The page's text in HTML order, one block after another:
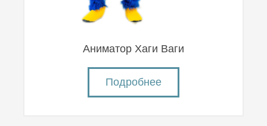
Аниматор Хаги Ваги
Подробнее